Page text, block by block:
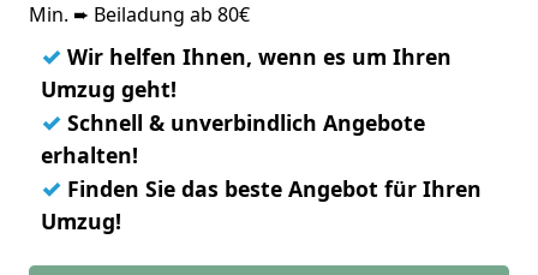
Min. ➨ Beiladung ab 80€
✓ Wir helfen Ihnen, wenn es um Ihren
Umzug geht!
✓ Schnell & unverbindlich Angebote
erhalten!
✓ Finden Sie das beste Angebot für Ihren
Umzug!